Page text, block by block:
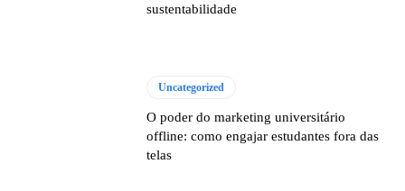
sustentabilidade
Uncategorized
O poder do marketing universitário
offline: como engajar estudantes fora das
telas